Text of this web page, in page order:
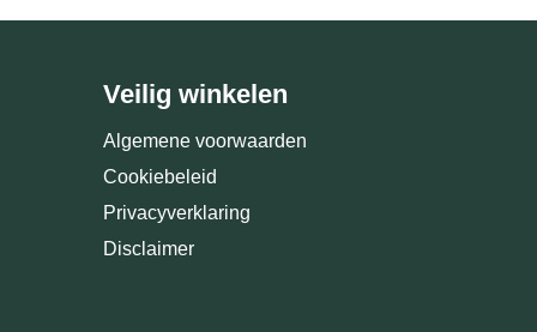
Veilig winkelen
Algemene voorwaarden
Cookiebeleid
Privacyverklaring
Disclaimer